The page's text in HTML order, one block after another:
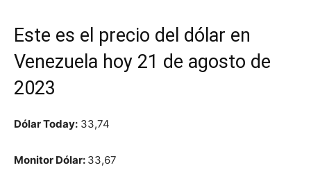
Este es el precio del dólar en
Venezuela hoy 21 de agosto de
2023
Dólar Today: 33,74
Monitor Dólar: 33,67